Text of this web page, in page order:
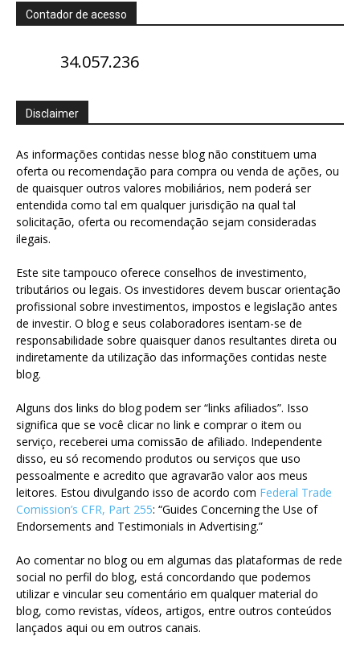
Contador de acesso
34.057.236
Disclaimer
As informações contidas nesse blog não constituem uma
oferta ou recomendação para compra ou venda de ações, ou
de quaisquer outros valores mobiliários, nem poderá ser
entendida como tal em qualquer jurisdição na qual tal
solicitação, oferta ou recomendação sejam consideradas
ilegais.
Este site tampouco oferece conselhos de investimento,
tributários ou legais. Os investidores devem buscar orientação
profissional sobre investimentos, impostos e legislação antes
de investir. O blog e seus colaboradores isentam-se de
responsabilidade sobre quaisquer danos resultantes direta ou
indiretamente da utilização das informações contidas neste
blog.
Alguns dos links do blog podem ser “links afiliados”. Isso
significa que se você clicar no link e comprar o item ou
serviço, receberei uma comissão de afiliado. Independente
disso, eu só recomendo produtos ou serviços que uso
pessoalmente e acredito que agravarão valor aos meus
leitores. Estou divulgando isso de acordo com Federal Trade
Comission’s CFR, Part 255: “Guides Concerning the Use of
Endorsements and Testimonials in Advertising.”
Ao comentar no blog ou em algumas das plataformas de rede
social no perfil do blog, está concordando que podemos
utilizar e vincular seu comentário em qualquer material do
blog, como revistas, vídeos, artigos, entre outros conteúdos
lançados aqui ou em outros canais.